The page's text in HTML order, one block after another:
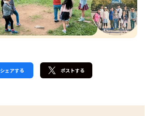
シェアする ポストする